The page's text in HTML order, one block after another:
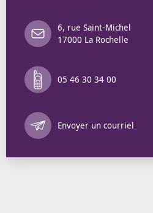
6, rue Saint-Michel
17000 La Rochelle
05 46 30 34 00
Envoyer un courriel